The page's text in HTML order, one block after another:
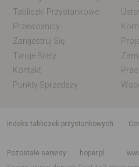
Tabliczki Przystankowe
Przewoźnicy
Zarejestruj Się
Twoje Bilety
Kontakt
Punkty Sprzedaży
indeks tabliczek przystankowych
Pozostałe serwisy
hoper.pl